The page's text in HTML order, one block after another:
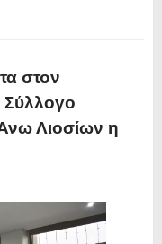
στον
Λιοσίων η